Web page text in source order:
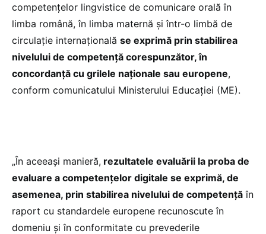
competenţelor lingvistice de comunicare orală în
limba română, în limba maternă și într-o limbă de
circulaţie internaţională se exprimă prin stabilirea
nivelului de competenţă corespunzător, în
concordanță cu grilele naționale sau europene,
conform comunicatului Ministerului Educației (ME).
„În aceeași manieră, rezultatele evaluării la proba de
evaluare a competenţelor digitale se exprimă, de
asemenea, prin stabilirea nivelului de competenţă în
raport cu standardele europene recunoscute în
domeniu şi în conformitate cu prevederile